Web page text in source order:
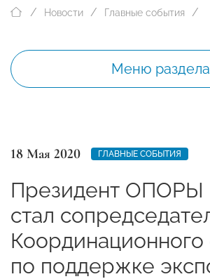
Новости Главные события
Меню раздела
18 Мая 2020 ГЛАВНЫЕ СОБЫТИЯ
Президент
стал
Координационного
по поддержке